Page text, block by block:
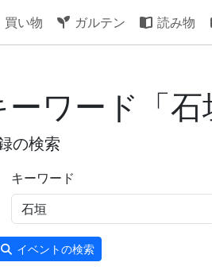
買い物 ガルテン 読み物
ワード「石
の検索
キーワード
イベントの検索